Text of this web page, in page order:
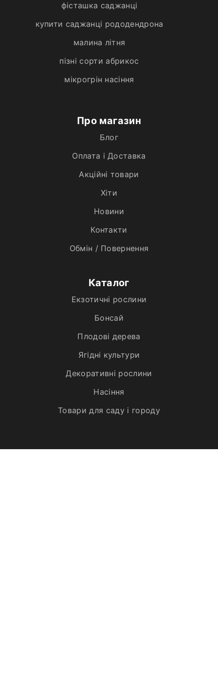
фісташка саджанці
купити саджанці рододендрона
малина літня
пізні сорти абрикос
мікрогрін насіння
Про магазин
Блог
Оплата і Доставка
Акційні товари
Хiти
Новини
Контакти
Обмін / Повернення
Каталог
Екзотичні рослини
Бонсай
Плодові дерева
Ягідні культури
Декоративні рослини
Насіння
Товари для саду і городу